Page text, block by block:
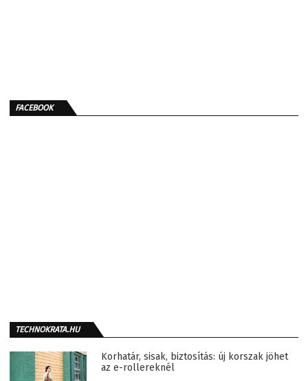
FACEBOOK
TECHNOKRATA.HU
Korhatár, sisak, biztosítás: új korszak jöhet
az e-rollereknél